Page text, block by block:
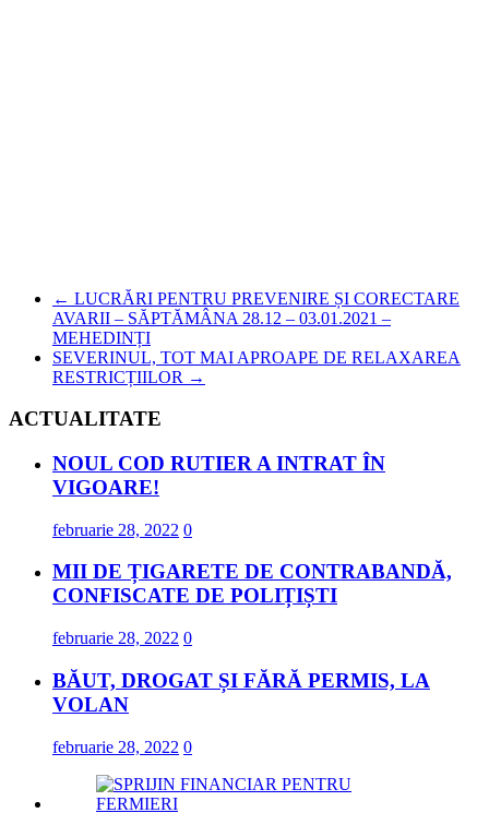
← LUCRĂRI PENTRU PREVENIRE ȘI CORECTARE
AVARII – SĂPTĂMÂNA 28.12 – 03.01.2021 –
MEHEDINȚI
SEVERINUL, TOT MAI APROAPE DE RELAXAREA
RESTRICȚIILOR →
ACTUALITATE
NOUL COD RUTIER A INTRAT ÎN
VIGOARE!
februarie 28, 2022 0
MII DE ȚIGARETE DE CONTRABANDĂ,
CONFISCATE DE POLIȚIȘTI
februarie 28, 2022 0
BĂUT, DROGAT ȘI FĂRĂ PERMIS, LA
VOLAN
februarie 28, 2022 0